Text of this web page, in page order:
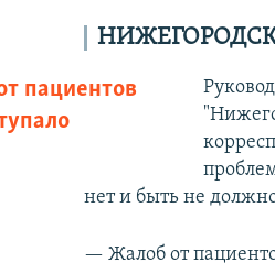
пациентов
нет и быть не
— Жалоб от